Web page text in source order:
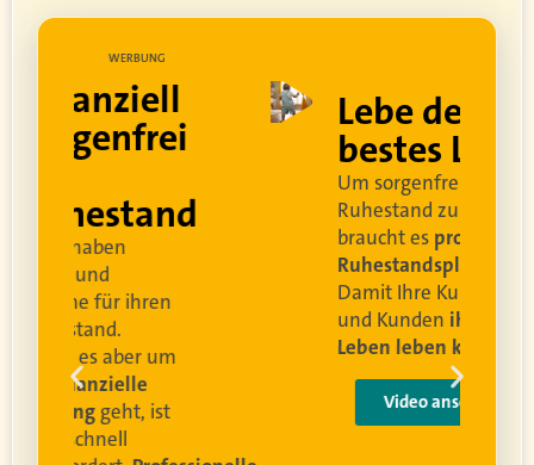
Lebe dein
bestes Leben
Um sorgenfrei in den
Ruhestand zu blicken,
professionelle
Ruhestandsplanung.
Damit Ihre Kundinnen
ihr bestes
Leben leben können.